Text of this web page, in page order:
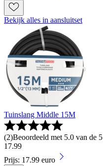
Bekijk alles in aansluitset
Tuinslang Middle 15M
(2)Beoordeeld met 5.0 van de
17.99
Prijs: 17.99 euro